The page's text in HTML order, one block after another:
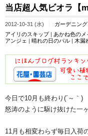
当店超人気ビオラ【
2012-10-31 (水)
ガーデニング
アイリのスキップ| あかね色のメ
アンジェ | 晴れの日のパル | 木漏
今日で10月も終わり(´～｀)
怒涛のように駆け抜けた一
11月も相変わらず毎日入